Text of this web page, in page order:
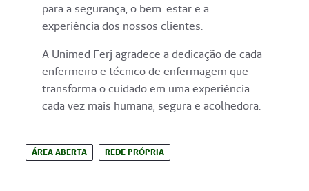
para a segurança, o bem-estar e a
experiência dos nossos clientes.
A Unimed Ferj agradece a dedicação de cada
enfermeiro e técnico de enfermagem que
transforma o cuidado em uma experiência
cada vez mais humana, segura e acolhedora.
ÁREA ABERTA REDE PRÓPRIA